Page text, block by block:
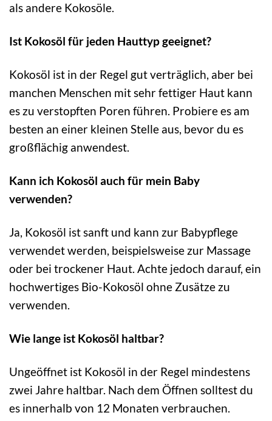
als andere Kokosöle.
Ist Kokosöl für jeden Hauttyp geeignet?
Kokosöl ist in der Regel gut verträglich, aber bei
manchen Menschen mit sehr fettiger Haut kann
es zu verstopften Poren führen. Probiere es am
besten an einer kleinen Stelle aus, bevor du es
großflächig anwendest.
Kann ich Kokosöl auch für mein Baby
verwenden?
Ja, Kokosöl ist sanft und kann zur Babypflege
verwendet werden, beispielsweise zur Massage
oder bei trockener Haut. Achte jedoch darauf, ein
hochwertiges Bio-Kokosöl ohne Zusätze zu
verwenden.
Wie lange ist Kokosöl haltbar?
Ungeöffnet ist Kokosöl in der Regel mindestens
zwei Jahre haltbar. Nach dem Öffnen solltest du
es innerhalb von 12 Monaten verbrauchen.